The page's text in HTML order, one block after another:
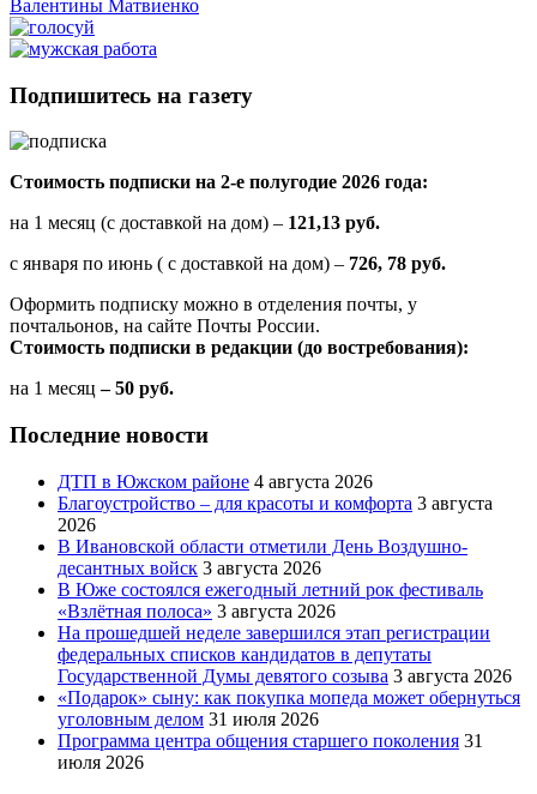
Валентины Матвиенко
Подпишитесь на газету
Стоимость подписки на 2-е полугодие 2026 года:
на 1 месяц (с доставкой на дом) – 121,13 руб.
с января по июнь ( с доставкой на дом) – 726, 78 руб.
Оформить подписку можно в отделения почты, у
почтальонов, на сайте Почты России.
Стоимость подписки в редакции (до востребования):
на 1 месяц – 50 руб.
Последние новости
ДТП в Южском районе 4 августа 2026
Благоустройство – для красоты и комфорта 3 августа
2026
В Ивановской области отметили День Воздушно-
десантных войск 3 августа 2026
В Юже состоялся ежегодный летний рок фестиваль
«Взлётная полоса» 3 августа 2026
На прошедшей неделе завершился этап регистрации
федеральных списков кандидатов в депутаты
Государственной Думы девятого созыва 3 августа 2026
«Подарок» сыну: как покупка мопеда может обернуться
уголовным делом 31 июля 2026
Программа центра общения старшего поколения 31
июля 2026